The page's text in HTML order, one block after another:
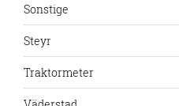
Sonstige
Steyr
Traktormeter